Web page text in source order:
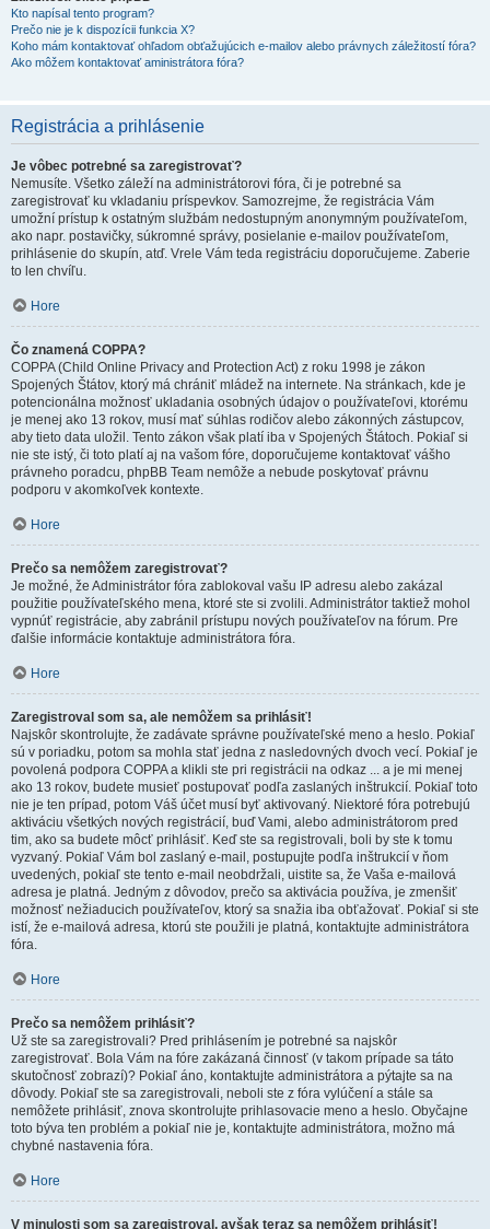
Kto napísal tento program?
Prečo nie je k dispozícii funkcia X?
Koho mám kontaktovať ohľadom obťažujúcich e-mailov alebo právnych záležitostí fóra?
Ako môžem kontaktovať aministrátora fóra?
Registrácia a prihlásenie
Je vôbec potrebné sa zaregistrovať?
Nemusíte. Všetko záleží na administrátorovi fóra, či je potrebné sa
zaregistrovať ku vkladaniu príspevkov. Samozrejme, že registrácia Vám
umožní prístup k ostatným službám nedostupným anonymným používateľom,
ako napr. postavičky, súkromné správy, posielanie e-mailov používateľom,
prihlásenie do skupín, atď. Vrele Vám teda registráciu doporučujeme. Zaberie
to len chvíľu.
Hore
Čo znamená COPPA?
COPPA (Child Online Privacy and Protection Act) z roku 1998 je zákon
Spojených Štátov, ktorý má chrániť mládež na internete. Na stránkach, kde je
potencionálna možnosť ukladania osobných údajov o používateľovi, ktorému
je menej ako 13 rokov, musí mať súhlas rodičov alebo zákonných zástupcov,
aby tieto data uložil. Tento zákon však platí iba v Spojených Štátoch. Pokiaľ si
nie ste istý, či toto platí aj na vašom fóre, doporučujeme kontaktovať vášho
právneho poradcu, phpBB Team nemôže a nebude poskytovať právnu
podporu v akomkoľvek kontexte.
Hore
Prečo sa nemôžem zaregistrovať?
Je možné, že Administrátor fóra zablokoval vašu IP adresu alebo zakázal
použitie používateľského mena, ktoré ste si zvolili. Administrátor taktiež mohol
vypnúť registrácie, aby zabránil prístupu nových používateľov na fórum. Pre
ďalšie informácie kontaktuje administrátora fóra.
Hore
Zaregistroval som sa, ale nemôžem sa prihlásiť!
Najskôr skontrolujte, že zadávate správne používateľské meno a heslo. Pokiaľ
sú v poriadku, potom sa mohla stať jedna z nasledovných dvoch vecí. Pokiaľ je
povolená podpora COPPA a klikli ste pri registrácii na odkaz ... a je mi menej
ako 13 rokov, budete musieť postupovať podľa zaslaných inštrukcií. Pokiaľ toto
nie je ten prípad, potom Váš účet musí byť aktivovaný. Niektoré fóra potrebujú
aktiváciu všetkých nových registrácií, buď Vami, alebo administrátorom pred
tim, ako sa budete môcť prihlásiť. Keď ste sa registrovali, boli by ste k tomu
vyzvaný. Pokiaľ Vám bol zaslaný e-mail, postupujte podľa inštrukcií v ňom
uvedených, pokiaľ ste tento e-mail neobdržali, uistite sa, že Vaša e-mailová
adresa je platná. Jedným z dôvodov, prečo sa aktivácia používa, je zmenšiť
možnosť nežiaducich používateľov, ktorý sa snažia iba obťažovať. Pokiaľ si ste
istí, že e-mailová adresa, ktorú ste použili je platná, kontaktujte administrátora
fóra.
Hore
Prečo sa nemôžem prihlásiť?
Už ste sa zaregistrovali? Pred prihlásením je potrebné sa najskôr
zaregistrovať. Bola Vám na fóre zakázaná činnosť (v takom prípade sa táto
skutočnosť zobrazí)? Pokiaľ áno, kontaktujte administrátora a pýtajte sa na
dôvody. Pokiaľ ste sa zaregistrovali, neboli ste z fóra vylúčení a stále sa
nemôžete prihlásiť, znova skontrolujte prihlasovacie meno a heslo. Obyčajne
toto býva ten problém a pokiaľ nie je, kontaktujte administrátora, možno má
chybné nastavenia fóra.
Hore
V minulosti som sa zaregistroval, avšak teraz sa nemôžem prihlásiť!